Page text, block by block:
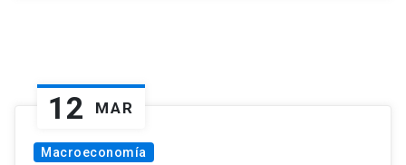
12 MAR
Macroeconomía